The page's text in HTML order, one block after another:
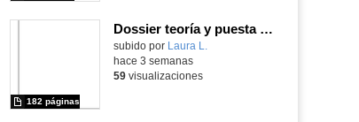
Dossier teoría y puesta en práctica Äprendizaje Basado en Juegos en Educación Infantil y Primaria
Contenido educativo.
subido por Laura L.
182 páginas
hace 3 semanas
59visualizaciones